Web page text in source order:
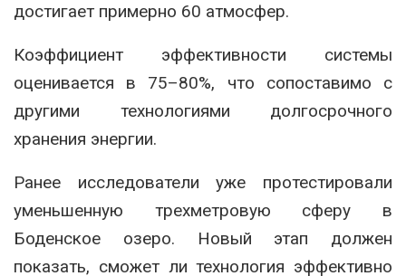
достигает примерно 60 атмосфер.
Коэффициент эффективности системы
оценивается в 75–80%, что сопоставимо с
другими технологиями долгосрочного
хранения энергии.
Ранее исследователи уже протестировали
уменьшенную трехметровую сферу в
Боденское озеро. Новый этап должен
показать, сможет ли технология эффективно